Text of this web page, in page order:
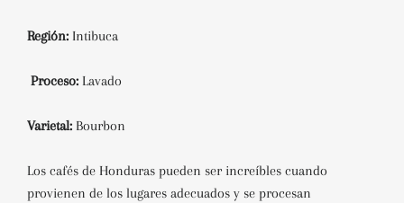
Región: Intibuca
Proceso: Lavado
Varietal: Bourbon
Los cafés de Honduras pueden ser increíbles cuando
provienen de los lugares adecuados y se procesan